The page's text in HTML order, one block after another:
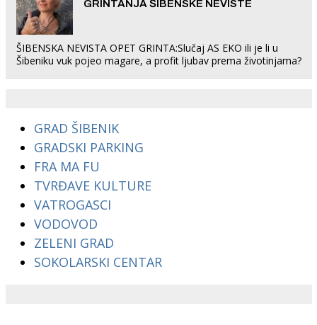
GRINTANJA ŠIBENSKE NEVISTE
ŠIBENSKA NEVISTA OPET GRINTA:Slučaj AS EKO ili je li u
Šibeniku vuk pojeo magare, a profit ljubav prema životinjama?
GRAD ŠIBENIK
GRADSKI PARKING
FRA MA FU
TVRĐAVE KULTURE
VATROGASCI
VODOVOD
ZELENI GRAD
SOKOLARSKI CENTAR